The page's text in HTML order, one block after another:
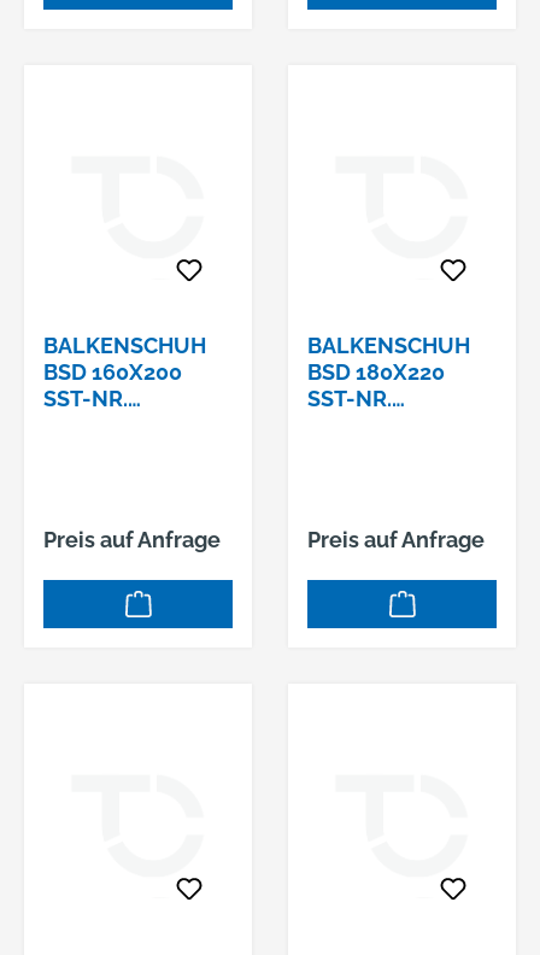
BALKENSCHUH
BSD 160X200
SST-NR.
Preis auf Anfrage
BALKENSCHUH
BSD 180X220
SST-NR.
Preis auf Anfrage